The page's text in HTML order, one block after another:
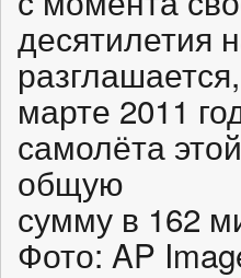
десятилетия
марте 2011
самолёта
общую
сумму в 162
Фото: AP